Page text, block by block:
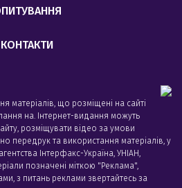
КОНТАКТИ
матеріалів, що розміщені на сайті
на. Інтернет-видання можуть
розміщувати відео за умови
передрук та використання матеріалів, у
Iнтерфакс-Україна, УНIАН,
позначені міткою "Реклама",
з питань реклами звертайтесь за